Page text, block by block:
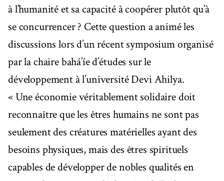
à l’humanité et sa capacité à coopérer plutôt qu’à
se concurrencer ? Cette question a animé les
discussions lors d’un récent symposium organisé
par la chaire bahá’íe d’études sur le
développement à l’université Devi Ahilya.
« Une économie véritablement solidaire doit
reconnaître que les êtres humains ne sont pas
seulement des créatures matérielles ayant des
besoins physiques, mais des êtres spirituels
capables de développer de nobles qualités en